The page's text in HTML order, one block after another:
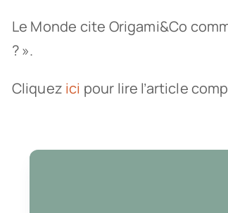
Le Monde cite Origami&Co
? ».
Cliquez ici pour lire l’article